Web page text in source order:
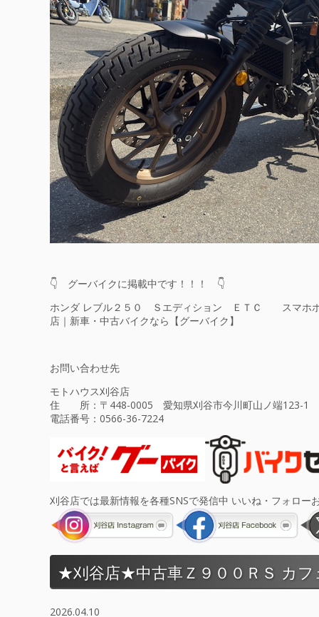
👇 グーバイクに掲載中です！！！ 👇
ホンダ レブル２５０ Ｓエディション ＥＴＣ スマホ
店｜新車・中古バイクなら【グーバイク】
お問い合わせ先
モトハウス刈谷店
住 所：〒448-0005 愛知県刈谷市今川町山ノ端123-1
電話番号： 0566-36-7224
刈谷店では最新情報を各種SNSで発信中 いいね・フォロー
★刈谷店★中古車Ｚ９００ＲＳ カフ
2026.04.10